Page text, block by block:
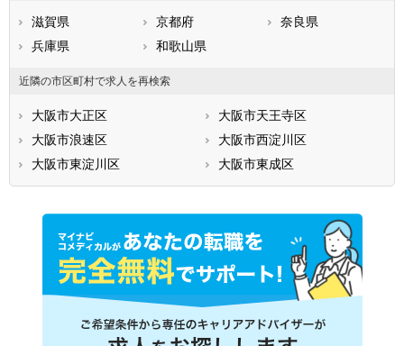
滋賀県 京都府
奈良県
兵庫県
和歌山県
近隣の市区町村で求人を再検索
大阪市大正区
大阪市天王寺区
大阪市浪速区
大阪市西淀川区
大阪市東淀川区
大阪市東成区